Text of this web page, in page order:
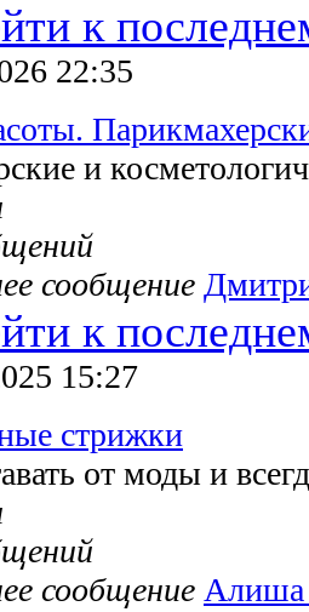
22:35
и
сообщение
15:27
стрижки
от моды и
сообщение